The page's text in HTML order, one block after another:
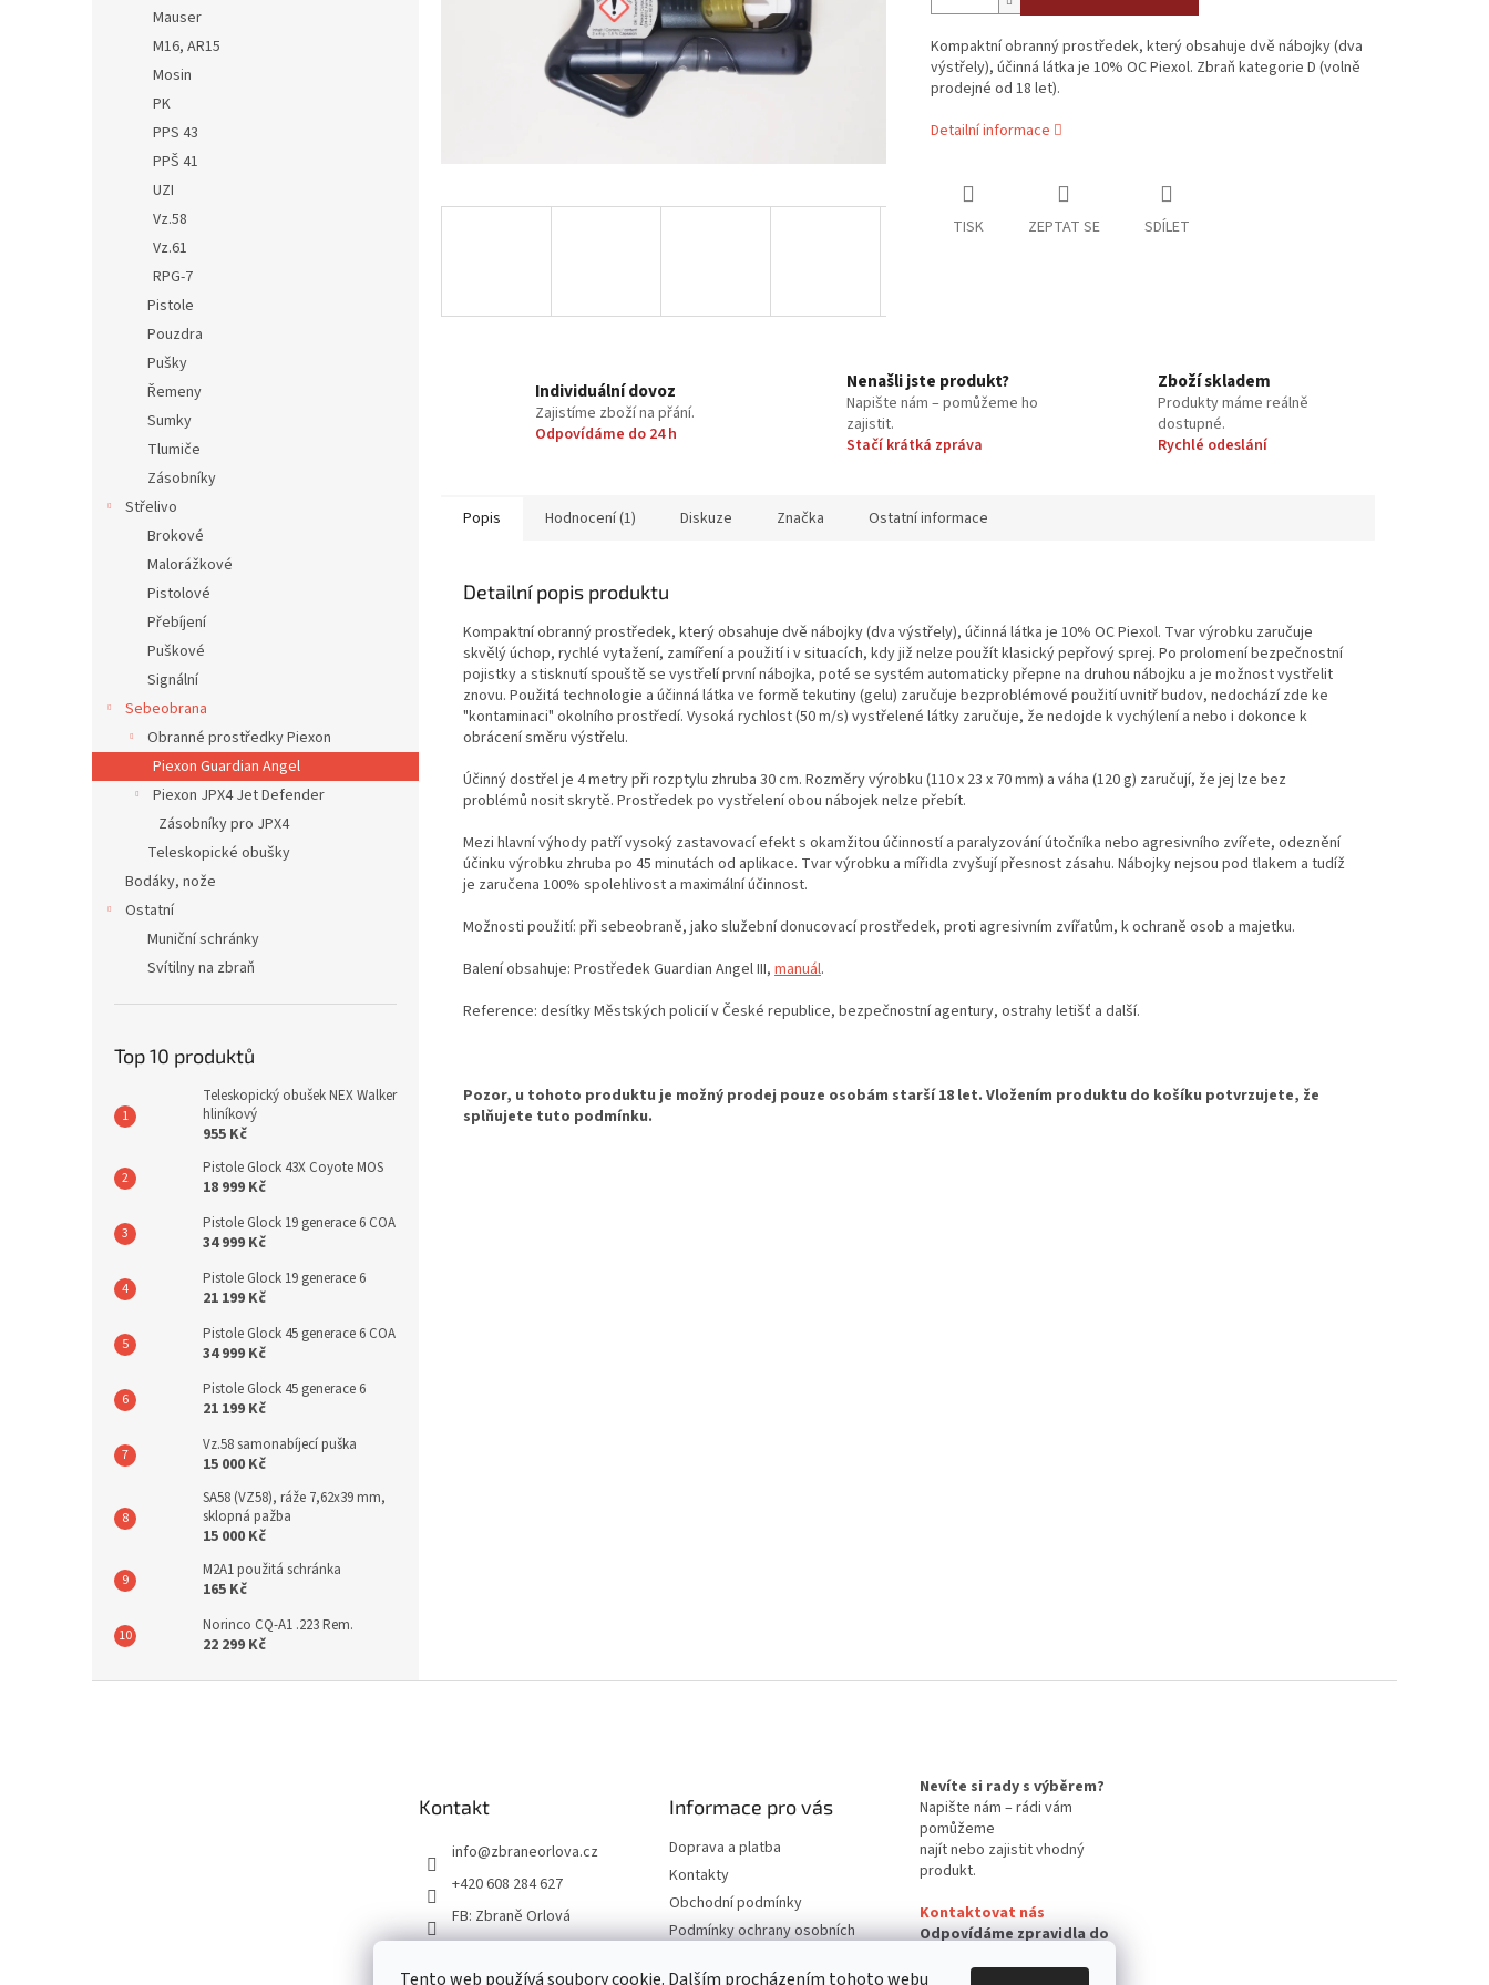
Tento web používá soubory cookie. Dalším procházením tohoto webu
Mauser
M16, AR15
Mosin
PK
PPS 43
PPŠ 41
UZI
Vz.58
Vz.61
RPG-7
Pistole
Pouzdra
Pušky
Řemeny
Sumky
Tlumiče
Zásobníky
Střelivo
Brokové
Malorážkové
Pistolové
Přebíjení
Puškové
Signální
Sebeobrana
Obranné prostředky Piexon
Piexon Guardian Angel
Piexon JPX4 Jet Defender
Zásobníky pro JPX4
Teleskopické obušky
Bodáky, nože
Ostatní
Muniční schránky
Svítilny na zbraň
Top 10 produktů
Teleskopický obušek NEX Walker
hliníkový
955 Kč
Pistole Glock 43X Coyote MOS
18 999 Kč
Pistole Glock 19 generace 6 COA
34 999 Kč
Pistole Glock 19 generace 6
21 199 Kč
Pistole Glock 45 generace 6 COA
34 999 Kč
Pistole Glock 45 generace 6
21 199 Kč
Vz.58 samonabíjecí puška
15 000 Kč
SA58 (VZ58), ráže 7,62x39 mm,
sklopná pažba
15 000 Kč
M2A1 použitá schránka
165 Kč
Norinco CQ-A1 .223 Rem.
22 299 Kč
Kompaktní obranný prostředek, který obsahuje dvě nábojky (dva
výstřely), účinná látka je 10% OC Piexol. Zbraň kategorie D (volně
prodejné od 18 let).
Detailní informace
TISK ZEPTAT SE SDÍLET
Individuální dovoz
Zajistíme zboží na přání.
Odpovídáme do 24 h
Nenašli jste produkt?
Napište nám – pomůžeme ho
zajistit.
Stačí krátká zpráva
Zboží skladem
Produkty máme reálně
dostupné.
Rychlé odeslání
Popis Hodnocení (1) Diskuze Značka Ostatní informace
Detailní popis produktu
Kompaktní obranný prostředek, který obsahuje dvě nábojky (dva výstřely), účinná látka je 10% OC Piexol. Tvar výrobku zaručuje
skvělý úchop, rychlé vytažení, zamíření a použití i v situacích, kdy již nelze použít klasický pepřový sprej. Po prolomení bezpečnostní
pojistky a stisknutí spouště se vystřelí první nábojka, poté se systém automaticky přepne na druhou nábojku a je možnost vystřelit
znovu. Použitá technologie a účinná látka ve formě tekutiny (gelu) zaručuje bezproblémové použití uvnitř budov, nedochází zde ke
"kontaminaci" okolního prostředí. Vysoká rychlost (50 m/s) vystřelené látky zaručuje, že nedojde k vychýlení a nebo i dokonce k
obrácení směru výstřelu.
Účinný dostřel je 4 metry při rozptylu zhruba 30 cm. Rozměry výrobku (110 x 23 x 70 mm) a váha (120 g) zaručují, že jej lze bez
problémů nosit skrytě. Prostředek po vystřelení obou nábojek nelze přebít.
Mezi hlavní výhody patří vysoký zastavovací efekt s okamžitou účinností a paralyzování útočníka nebo agresivního zvířete, odeznění
účinku výrobku zhruba po 45 minutách od aplikace. Tvar výrobku a mířidla zvyšujípřesnost zásahu. Nábojky nejsou pod tlakem a tudíž
je zaručena 100% spolehlivost a maximální účinnost.
Možnosti použití: při sebeobraně, jako služební donucovací prostředek, proti agresivním zvířatům, k ochraně osob a majetku.
Balení obsahuje: Prostředek Guardian Angel III, manuál.
Reference: desítky Městských policií v České republice, bezpečnostní agentury, ostrahy letišť a další.
Pozor, u tohoto produktu je možný prodej pouze osobám starší 18 let. Vložením produktu do košíku potvrzujete, že
splňujete tuto podmínku.
Kontakt
info@zbraneorlova.cz
+420 608 284 627
FB: Zbraně Orlová
Informace pro vás
Doprava a platba
Kontakty
Obchodní podmínky
Podmínky ochrany osobních
Reklamační řád
Nevíte si rady s výběrem?
Napište nám – rádi vám
pomůžeme
najít nebo zajistit vhodný
produkt.
Kontaktovat nás
Odpovídáme zpravidla do